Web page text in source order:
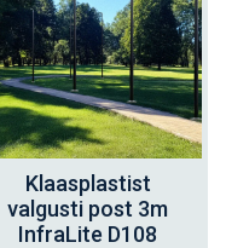
VALI
Klaasplastist
valgusti post 3m
InfraLite D108